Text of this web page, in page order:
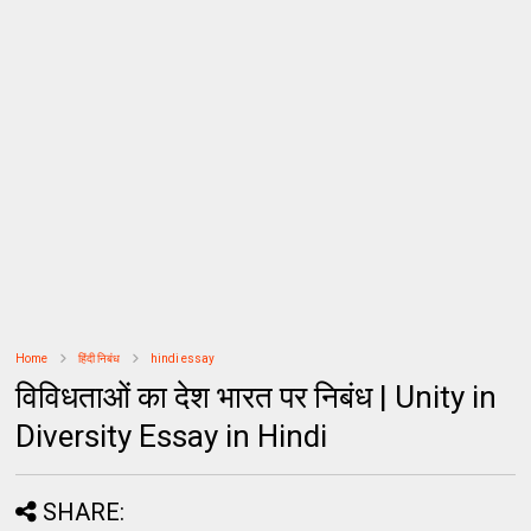
Home हिंदी निबंध hindi essay
विविधताओं का देश भारत पर निबंध | Unity in
Diversity Essay in Hindi
SHARE: